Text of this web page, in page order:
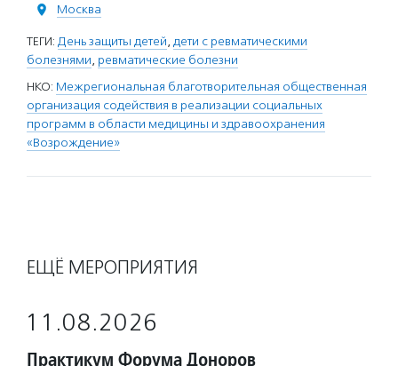
Москва
ТЕГИ: День защиты детей, дети с ревматическими
болезнями, ревматические болезни
НКО: Межрегиональная благотворительная общественная
организация содействия в реализации социальных
программ в области медицины и здравоохранения
«Возрождение»
ЕЩЁ МЕРОПРИЯТИЯ
11.08.2026
Практикум Форума Доноров